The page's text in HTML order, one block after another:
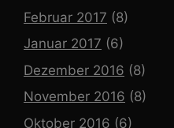
Februar 2017 (8)
Januar 2017 (6)
Dezember 2016 (8)
November 2016 (8)
Oktober 2016 (6)